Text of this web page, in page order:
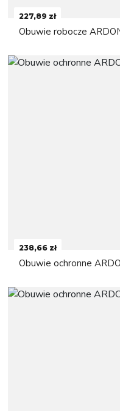
227,89 zł
Obuwie robocze
238,66 zł
Obuwie ochronne